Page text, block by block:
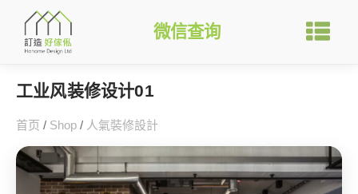
微信查询
工业风装修设计01
首页 / Shop / 人氣裝修設計